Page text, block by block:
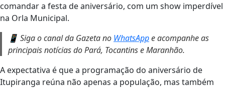
comandar a festa de aniversário, com um show imperdível
na Orla Municipal.
📱 Siga o canal da Gazeta no WhatsAppe acompanhe as
principais notícias do Pará, Tocantins e Maranhão.
A expectativa é que a programação do aniversário de
Itupiranga reúna não apenas a população, mas também